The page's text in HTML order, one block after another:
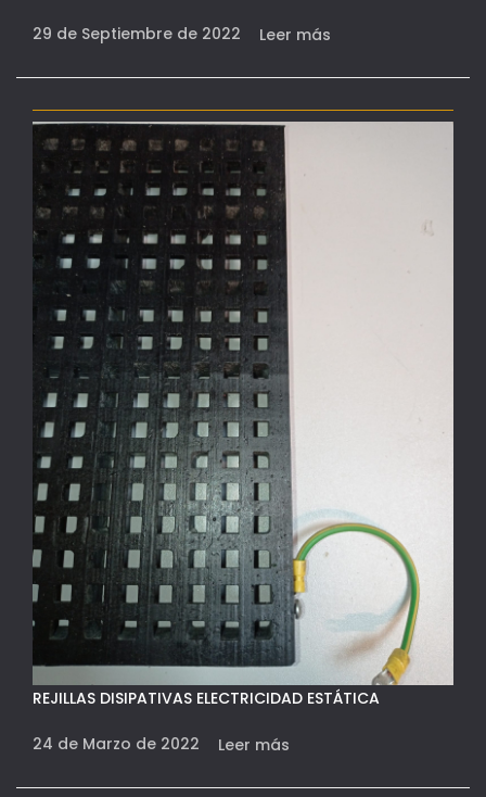
29 de Septiembre de 2022 Leer más
REJILLAS DISIPATIVAS ELECTRICIDAD ESTÁTICA
24 de Marzo de 2022 Leer más